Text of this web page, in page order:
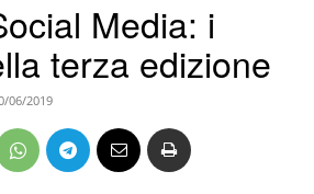
Media: i
terza edizione
06/2019